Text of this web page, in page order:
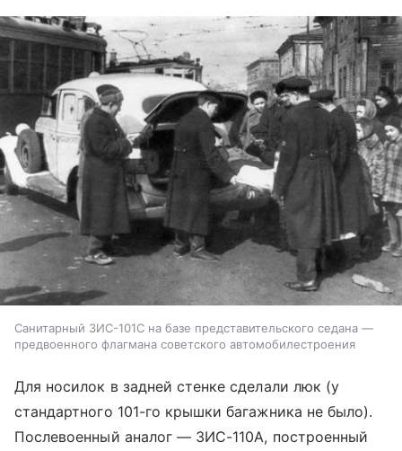
Санитарный ЗИС-101С на базе представительского седана —
предвоенного флагмана советского автомобилестроения
Для носилок в задней стенке сделали люк (у
стандартного 101-го крышки багажника не было).
Послевоенный аналог — ЗИС-110А, построенный